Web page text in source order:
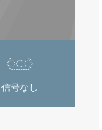
信号なし